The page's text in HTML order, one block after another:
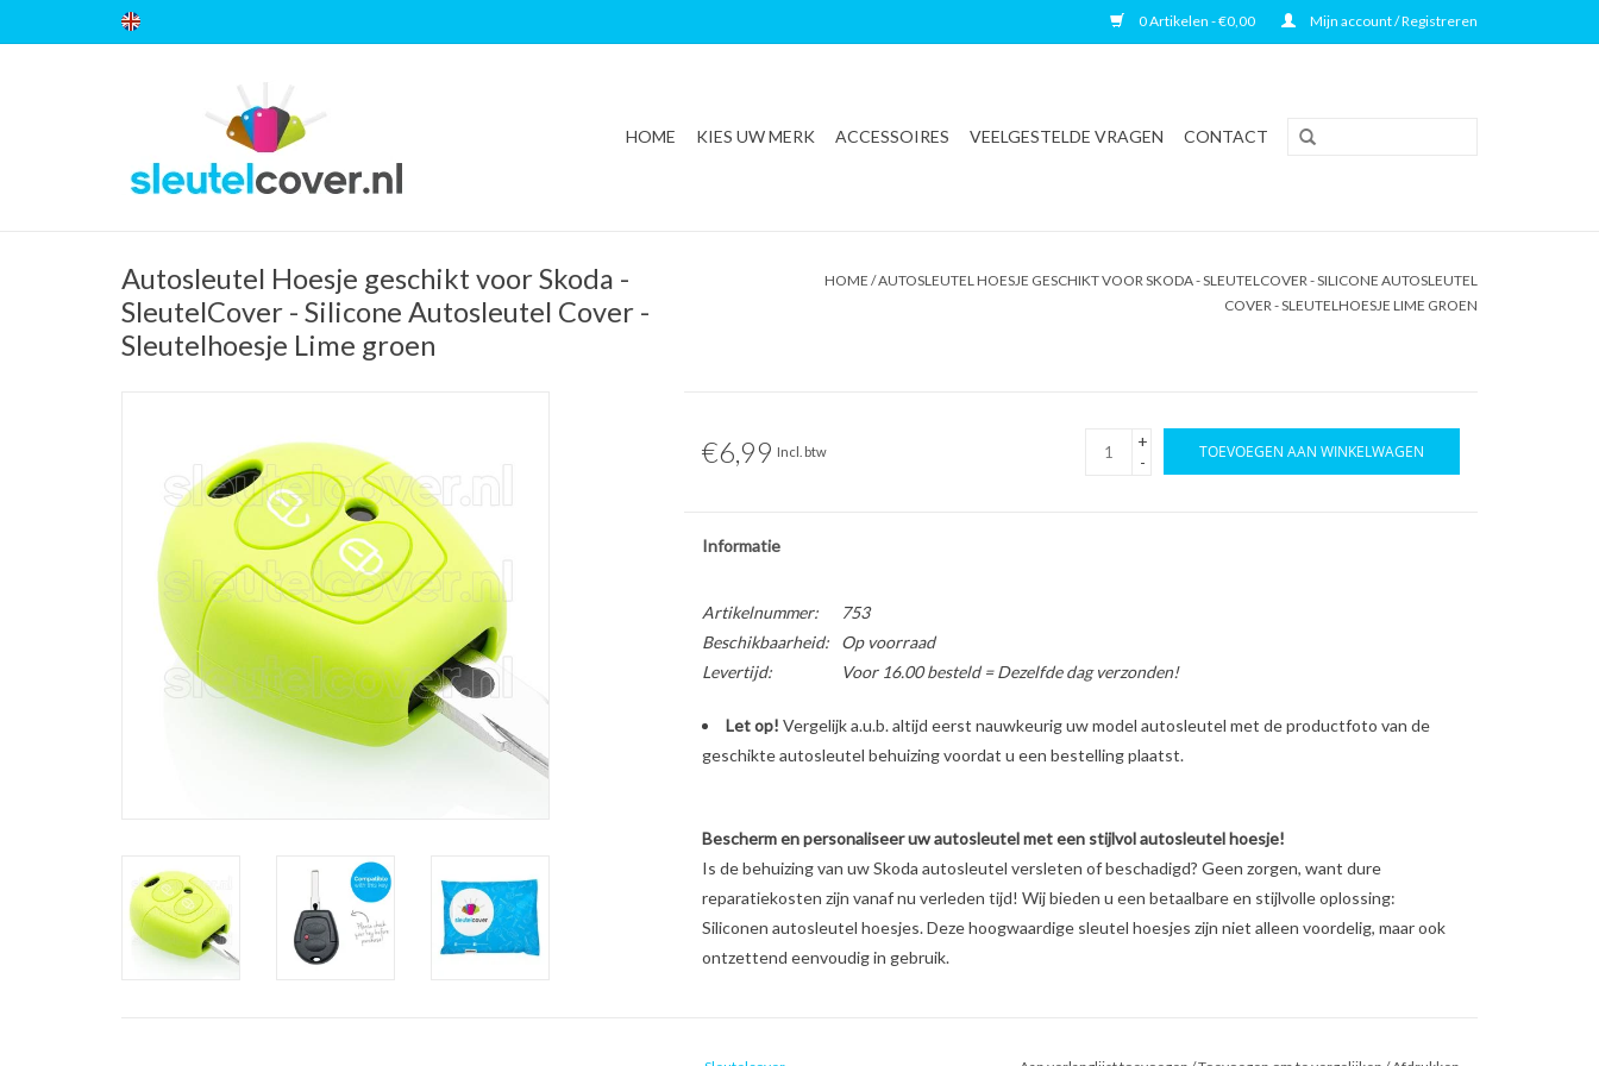
0 Artikelen - €0,00 Mijn account / Registreren
HOME KIES UW MERK ACCESSOIRES VEELGESTELDE VRAGEN CONTACT
Autosleutel Hoesje geschikt voor Skoda -
SleutelCover - Silicone Autosleutel Cover -
Sleutelhoesje Lime groen
HOME /AUTOSLEUTEL HOESJE GESCHIKT VOOR SKODA - SLEUTELCOVER - SILICONE AUTOSLEUTEL
COVER - SLEUTELHOESJE LIME GROEN
€6,99 Incl. btw
+
-
TOEVOEGEN AAN WINKELWAGEN
Informatie
Artikelnummer:
753
Beschikbaarheid:
Op voorraad
Levertijd:
Voor 16.00 besteld = Dezelfde dag verzonden!
Let op! Vergelijk a.u.b. altijd eerst nauwkeurig uw model autosleutel met de productfoto van de
geschikte autosleutel behuizing voordat u een bestelling plaatst.
Bescherm en personaliseer uw autosleutel met een stijlvol autosleutel hoesje!
Is de behuizing van uw Skoda autosleutel versleten of beschadigd? Geen zorgen, want dure
reparatiekosten zijn vanaf nu verleden tijd! Wij bieden u een betaalbare en stijlvolle oplossing:
Siliconen autosleutel hoesjes. Deze hoogwaardige sleutel hoesjes zijn niet alleen voordelig, maar ook
ontzettend eenvoudig in gebruik.
Schokabsorberend materiaal